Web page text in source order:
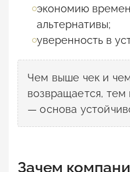
экономию
альтернативы;
уверенность в
Чем выше чек и
возвращается, тем
— основа
Зачем